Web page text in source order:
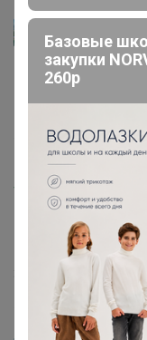
vishenka1502
Отличный
17 июля, 2024 16:20
Happy Baby
, Лариса.
брала. Темный -
30 июня, 2024 15:59
Базовые
закупки
260р